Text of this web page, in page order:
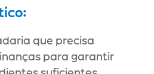
que precisa
para garantir